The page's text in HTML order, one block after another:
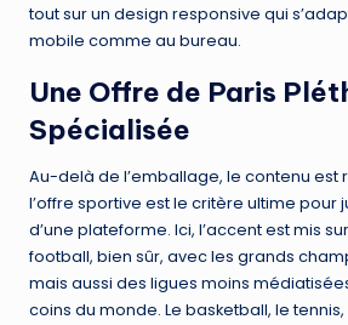
tout sur un design responsive qui
mobile comme au bureau.
Une Offre de Paris
Spécialisée
Au-delà de l’emballage, le contenu est
l’offre sportive est le critère ultime pour
d’une plateforme. Ici, l’accent est mis
football, bien sûr, avec les grands
mais aussi des ligues moins
coins du monde. Le basketball, le